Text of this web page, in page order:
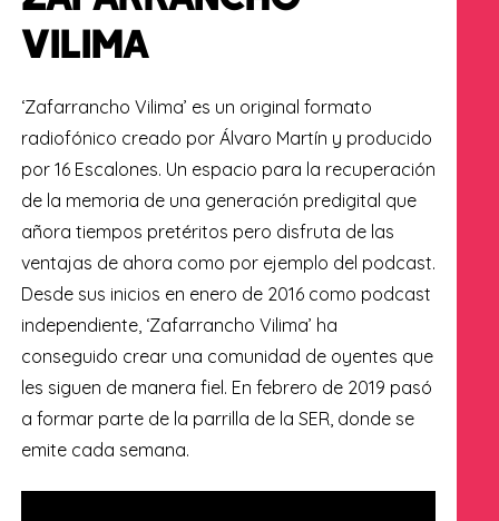
VILIMA
‘Zafarrancho Vilima’ es un original formato
radiofónico creado por Álvaro Martín y producido
por 16 Escalones. Un espacio para la recuperación
de la memoria de una generación predigital que
añora tiempos pretéritos pero disfruta de las
ventajas de ahora como por ejemplo del podcast.
Desde sus inicios en enero de 2016 como podcast
independiente, ‘Zafarrancho Vilima’ ha
conseguido crear una comunidad de oyentes que
les siguen de manera fiel. En febrero de 2019 pasó
a formar parte de la parrilla de la SER, donde se
emite cada semana.